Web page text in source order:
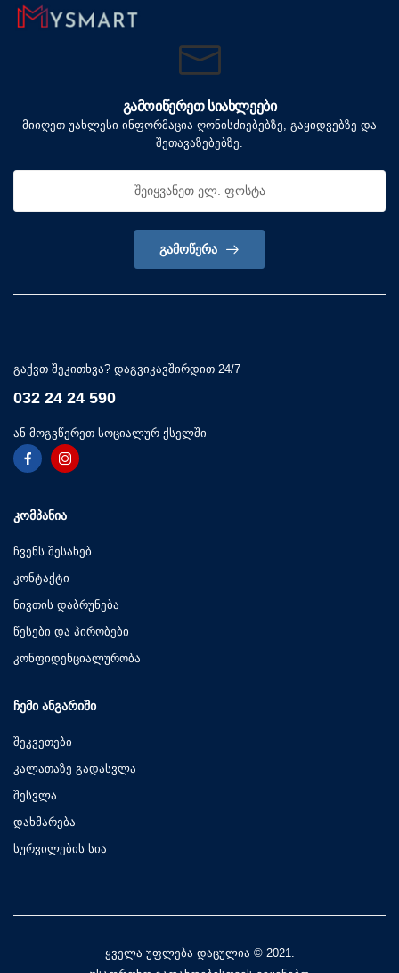
ᲒᲐᲛᲝᲘᲬᲔᲠᲔᲗ ᲡᲘᲐᲮᲚᲔᲔᲑᲘ
მიიღეთ უახლესი ინფორმაცია ღონისძიებებზე, გაყიდვებზე და
შეთავაზებებზე.
ᲒᲐᲛᲝᲬᲔᲠᲐ
გაქვთ შეკითხვა? დაგვიკავშირდით 24/7
032 24 24 590
ან მოგვწერეთ სოციალურ ქსელში
ᲙᲝᲛᲞᲐᲜᲘᲐ
ჩვენს შესახებ
კონტაქტი
ნივთის დაბრუნება
წესები და პირობები
კონფიდენციალურობა
ᲩᲔᲛᲘ ᲐᲜᲒᲐᲠᲘᲨᲘ
შეკვეთები
კალათაზე გადასვლა
შესვლა
დახმარება
სურვილების სია
ყველა უფლება დაცულია © 2021.